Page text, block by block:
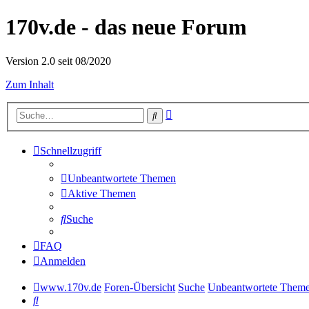
170v.de - das neue Forum
Version 2.0 seit 08/2020
Zum Inhalt
Suche
Schnellzugriff
Unbeantwortete Themen
Aktive Themen
Suche
FAQ
Anmelden
www.170v.de Foren-Übersicht Suche Unbeantwortete
Suche